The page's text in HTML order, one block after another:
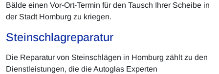
Bälde einen Vor-Ort-Termin für den Tausch Ihrer Scheibe in
der Stadt Homburg zu kriegen.
Steinschlagreparatur
Die Reparatur von Steinschlägen in Homburg zählt zu den
Dienstleistungen, die die Autoglas Experten